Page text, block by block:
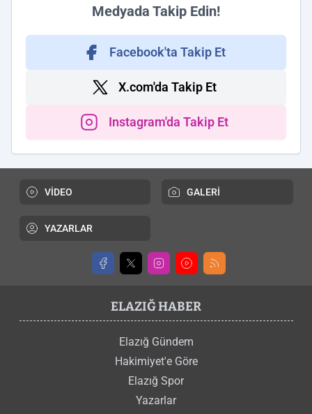
Medyada Takip Edin!
Facebook'ta Takip Et
X.com'da Takip Et
Instagram'da Takip Et
VİDEO GALERİ
YAZARLAR
ELAZIĞ HABER
Elazığ Gündem
Hakimiyet'e Göre
Elazığ Spor
Yazarlar